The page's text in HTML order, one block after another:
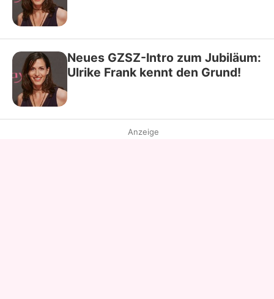
Neues GZSZ-Intro zum Jubiläum:
Ulrike Frank kennt den Grund!
Anzeige